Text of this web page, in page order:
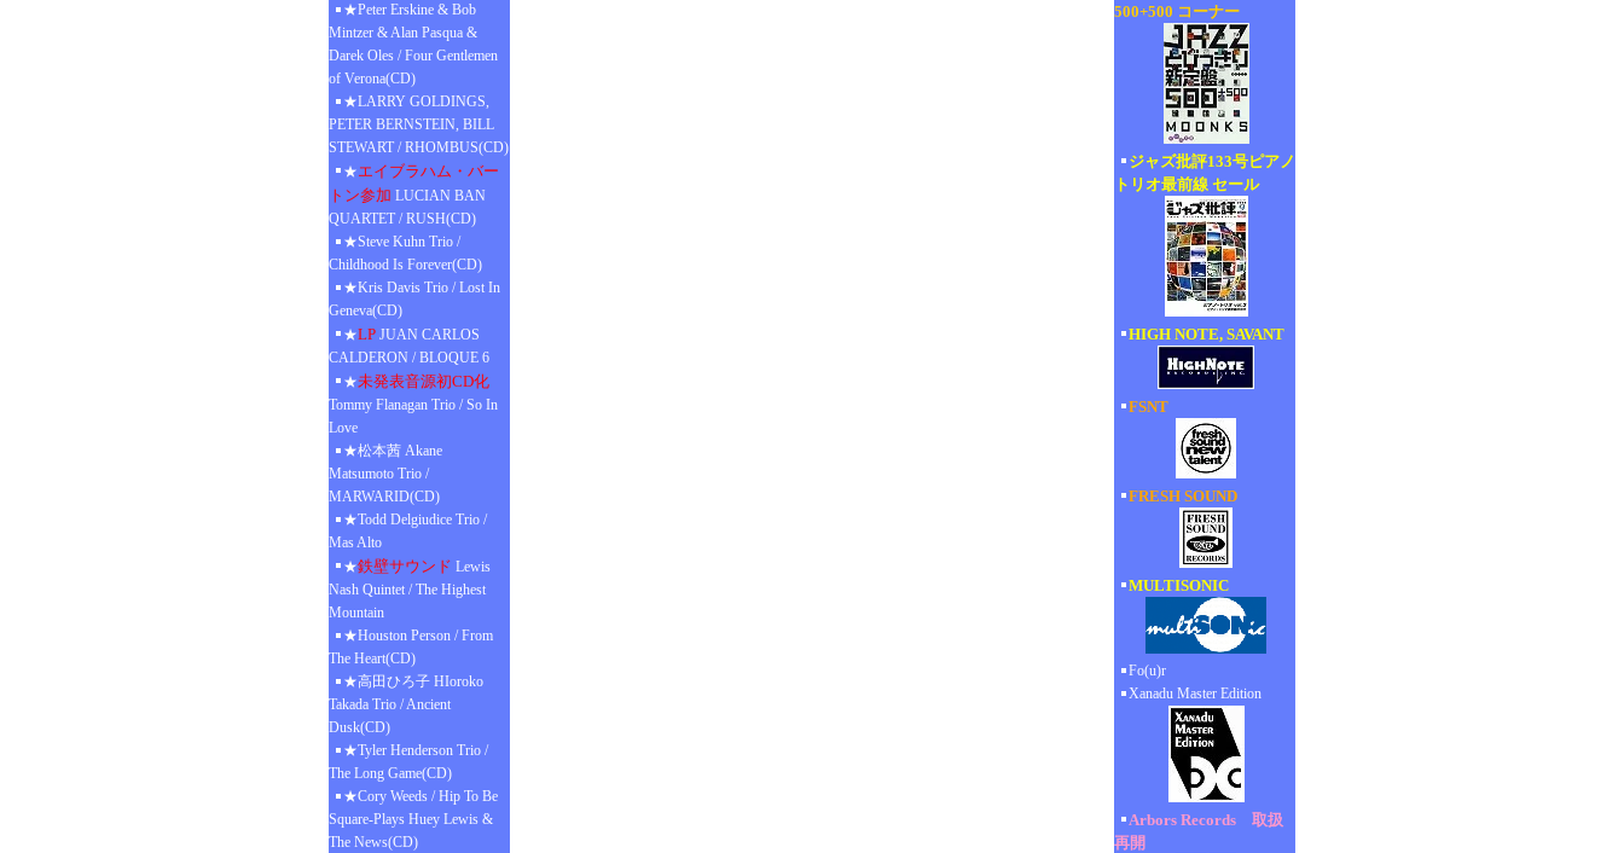
★Peter Erskine & Bob
Mintzer & Alan Pasqua &
Darek Oles / Four Gentlemen
of Verona(CD)
★LARRY GOLDINGS,
PETER BERNSTEIN, BILL
STEWART / RHOMBUS(CD)
★エイブラハム・バー
トン参加 LUCIAN BAN
QUARTET / RUSH(CD)
★Steve Kuhn Trio /
Childhood Is Forever(CD)
★Kris Davis Trio / Lost In
Geneva(CD)
★LP JUAN CARLOS
CALDERON / BLOQUE 6
★未発表音源初CD化
Tommy Flanagan Trio / So In
Love
★松本茜 Akane
Matsumoto Trio /
MARWARID(CD)
★Todd Delgiudice Trio /
Mas Alto
★鉄壁サウンド Lewis
Nash Quintet / The Highest
Mountain
★Houston Person / From
The Heart(CD)
★高田ひろ子 HIoroko
Takada Trio / Ancient
Dusk(CD)
★Tyler Henderson Trio /
The Long Game(CD)
★Cory Weeds / Hip To Be
Square-Plays Huey Lewis &
The News(CD)
500+500 コーナー
ジャズ批評133号ピアノ
トリオ最前線 セール
HIGH NOTE, SAVANT
FSNT
FRESH SOUND
MULTISONIC
Fo(u)r
Xanadu Master Edition
Arbors Records 取扱
再開